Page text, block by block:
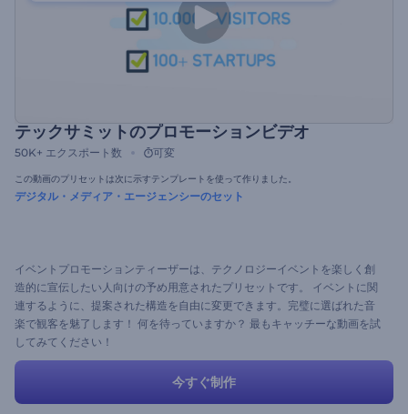
テックサミットのプロモーションビデオ
50K+ エクスポート数 可変
この動画のプリセットは次に示すテンプレートを使って作りました。
デジタル・メディア・エージェンシーのセット
イベントプロモーションティーザーは、テクノロジーイベントを楽しく創
造的に宣伝したい人向けの予め用意されたプリセットです。 イベントに関
連するように、提案された構造を自由に変更できます。完璧に選ばれた音
楽で観客を魅了します！ 何を待っていますか？ 最もキャッチーな動画を試
してみてください！
今すぐ制作